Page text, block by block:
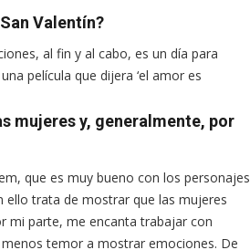
Valentín?
al fin y al cabo, es un día para
película que dijera ‘el amor es
mujeres y, generalmente, por
que es muy bueno con los personajes
ello trata de mostrar que las mujeres
mi parte, me encanta trabajar con
temor a mostrar emociones. De